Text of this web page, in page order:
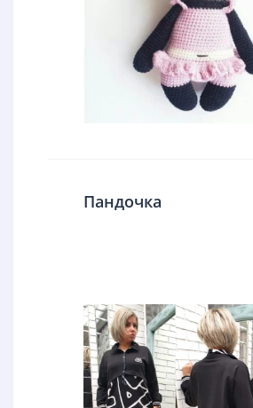
Пандочка